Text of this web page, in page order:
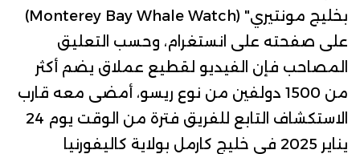
بخليج مونتيري" (Monterey Bay Whale Watch)
على صفحته على انستغرام، وحسب التعليق
المصاحب فإن الفيديو لقطيع عملاق يضم أكثر
من 1500 دولفين من نوع ريسو، أمضى معه قارب
الاستكشاف التابع للفريق فترة من الوقت يوم 24
يناير 2025 في خليج كارمل بولاية كاليفورنيا